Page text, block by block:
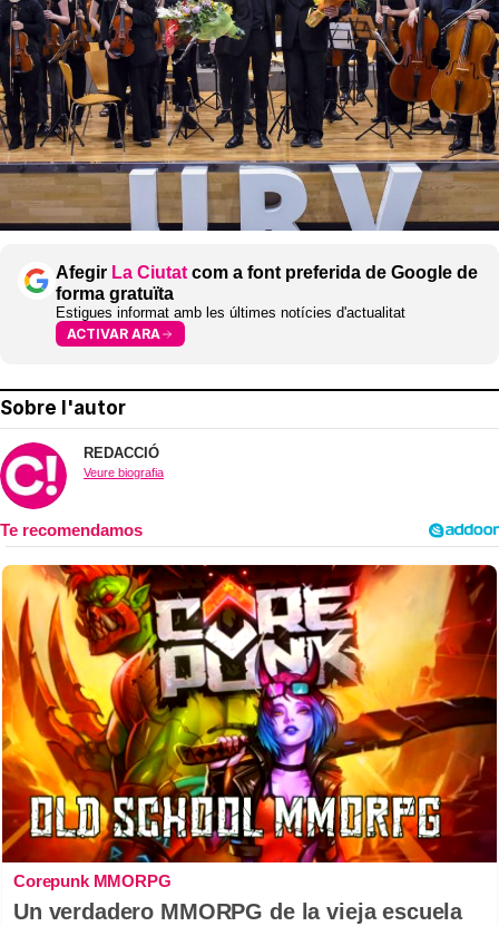
Afegir La Ciutat com a font preferida de Google de
forma gratuïta
Estigues informat amb les últimes notícies d'actualitat
ACTIVAR ARA
Sobre l'autor
REDACCIÓ
Veure biografia
Corepunk MMORPG
Un verdadero MMORPG de la vieja escuela